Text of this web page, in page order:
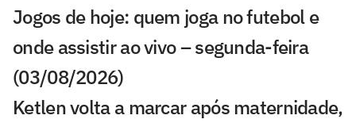
Jogos de hoje: quem joga no futebol e
onde assistir ao vivo – segunda-feira
(03/08/2026)
Ketlen volta a marcar após maternidade,